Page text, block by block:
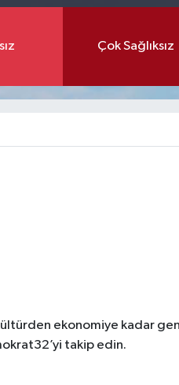
Çok Sağlıksız
ekonomiye kadar
takip edin.